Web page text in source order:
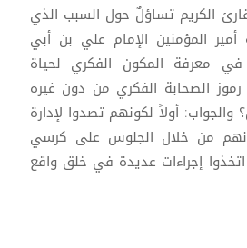
الكريم تساؤلٌ حول السبب الذي
المؤمنين الإمام علي بن أبي
معرفة المكون الفكري لحياة
الصحابة الفكري من دون غيره
والجواب: أولاً لكونهم تصدوا لإدارة
من خلال الجلوس على كرسي
إجراءات عديدة في خلق واقع